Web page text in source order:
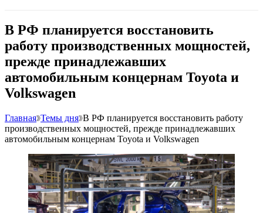
В РФ планируется восстановить
работу производственных мощностей,
прежде принадлежавших
автомобильным концернам Toyota и
Volkswagen
Главная Темы дня В РФ планируется восстановить работу
производственных мощностей, прежде принадлежавших
автомобильным концернам Toyota и Volkswagen